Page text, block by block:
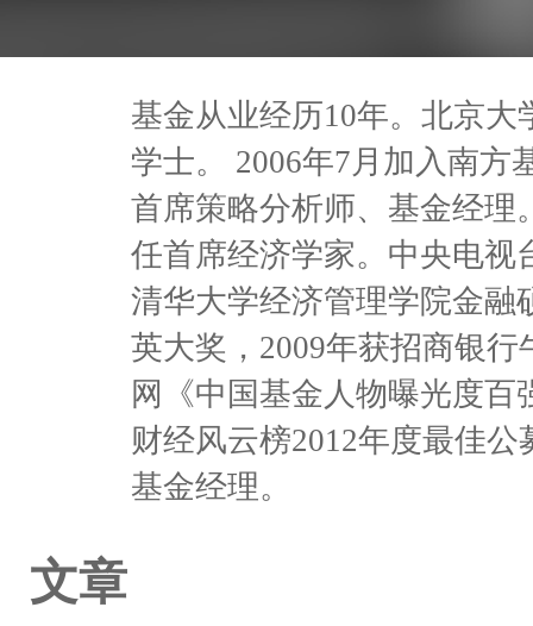
基金从业经历10年。北京
学士。 2006年7月加入南方
首席策略分析师、基金经理
任首席经济学家。中央电视
清华大学经济管理学院金融
英大奖，2009年获招商银
网《中国基金人物曝光度百
财经风云榜2012年度最佳
基金经理。
文章